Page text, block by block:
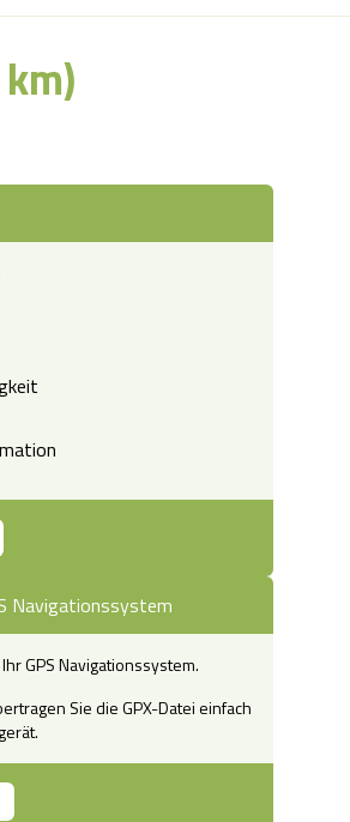
Navigationssystem
GPS Navigationssystem.
Sie die GPX-Datei einfach